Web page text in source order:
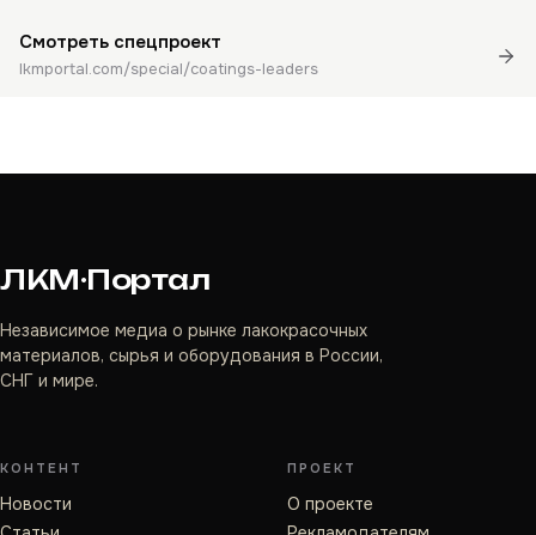
Смотреть спецпроект
lkmportal.com/special/coatings-leaders
ЛКМ·Портал
Независимое медиа о рынке лакокрасочных
материалов, сырья и оборудования в России,
СНГ и мире.
КОНТЕНТ
Новости
ПРОЕКТ
О проекте